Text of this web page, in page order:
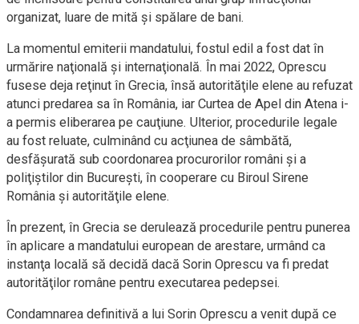
organizat, luare de mită şi spălare de bani.
La momentul emiterii mandatului, fostul edil a fost dat în
urmărire naţională şi internaţională. În mai 2022, Oprescu
fusese deja reţinut în Grecia, însă autorităţile elene au refuzat
atunci predarea sa în România, iar Curtea de Apel din Atena i-
a permis eliberarea pe cauţiune. Ulterior, procedurile legale
au fost reluate, culminând cu acţiunea de sâmbătă,
desfăşurată sub coordonarea procurorilor români şi a
poliţiştilor din Bucureşti, în cooperare cu Biroul Sirene
România şi autorităţile elene.
În prezent, în Grecia se derulează procedurile pentru punerea
în aplicare a mandatului european de arestare, urmând ca
instanţa locală să decidă dacă Sorin Oprescu va fi predat
autorităţilor române pentru executarea pedepsei.
Condamnarea definitivă a lui Sorin Oprescu a venit după ce